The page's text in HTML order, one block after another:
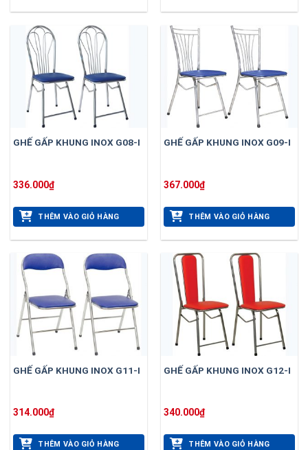
GHẾ GẤP KHUNG INOX G08-I
336.000₫
THÊM VÀO GIỎ HÀNG
GHẾ GẤP KHUNG INOX G09-I
367.000₫
THÊM VÀO GIỎ HÀNG
GHẾ GẤP KHUNG INOX G11-I
314.000₫
THÊM VÀO GIỎ HÀNG
GHẾ GẤP KHUNG INOX G12-I
340.000₫
THÊM VÀO GIỎ HÀNG